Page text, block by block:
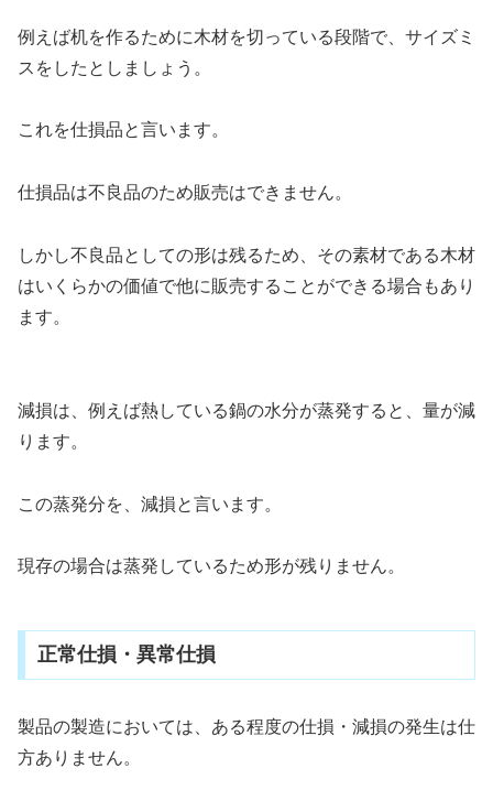
例えば机を作るために木材を切っている段階で、サイズミ
スをしたとしましょう。
これを仕損品と言います。
仕損品は不良品のため販売はできません。
しかし不良品としての形は残るため、その素材である木材
はいくらかの価値で他に販売することができる場合もあり
ます。
減損は、例えば熱している鍋の水分が蒸発すると、量が減
ります。
この蒸発分を、減損と言います。
現存の場合は蒸発しているため形が残りません。
正常仕損・異常仕損
製品の製造においては、ある程度の仕損・減損の発生は仕
方ありません。